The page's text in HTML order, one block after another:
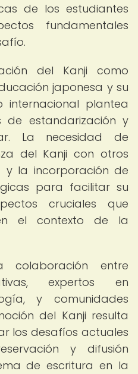
de los estudiantes
fundamentales
del Kanji como
japonesa y su
internacional plantea
de estandarización y
La necesidad de
del Kanji con otros
y la incorporación de
para facilitar su
cruciales que
el contexto de la
colaboración entre
expertos en
y comunidades
del Kanji resulta
los desafíos actuales
y difusión
de escritura en la